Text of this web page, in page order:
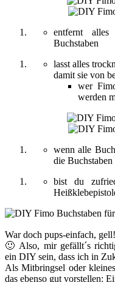
entfernt alles
Buchstaben
lasst alles
damit sie von
wer
werden
wenn alle
die
bist du
War doch pups-einfach,
🙂 Also, mir gefällt´s
ein DIY sein, dass ich in
Als Mitbringsel oder
das ebenso gut vorstellen: